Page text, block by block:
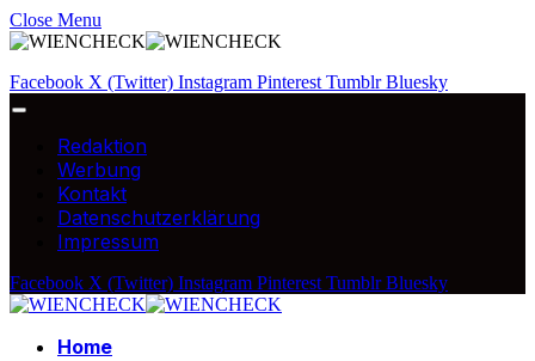
Close Menu
Facebook X (Twitter) Instagram Pinterest Tumblr Bluesky
Redaktion
Werbung
Kontakt
Datenschutzerklärung
Impressum
Facebook X (Twitter) Instagram Pinterest Tumblr Bluesky
Home